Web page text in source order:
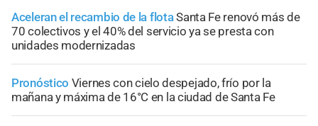
Aceleran el recambio de la flotaSanta Fe renovó más de
70 colectivos y el 40% del servicio ya se presta con
unidades modernizadas
Pronóstico Viernes con cielo despejado, frío por la
mañana y máxima de 16°C en la ciudad de Santa Fe